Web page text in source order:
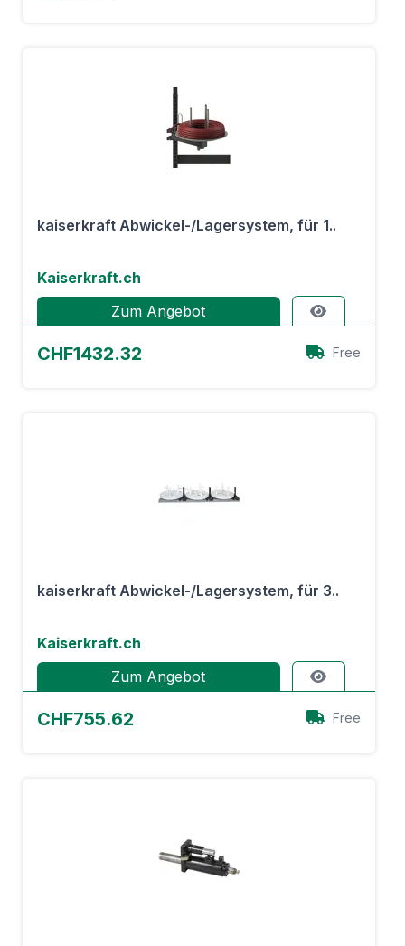
kaiserkraft Abwickel-/Lagersystem, für 1..
Kaiserkraft.ch
Zum Angebot
CHF1432.32 Free
kaiserkraft Abwickel-/Lagersystem, für 3..
Kaiserkraft.ch
Zum Angebot
CHF755.62 Free